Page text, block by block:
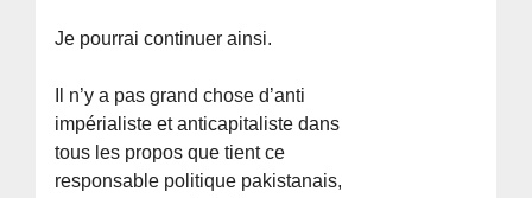
Je pourrai continuer ainsi.
Il n’y a pas grand chose d’anti
impérialiste et anticapitaliste dans
tous les propos que tient ce
responsable politique pakistanais,